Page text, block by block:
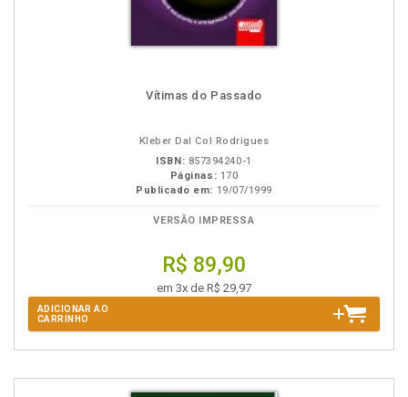
Vítimas do Passado
Kleber Dal Col Rodrigues
ISBN: 857394240-1
Páginas: 170
Publicado em: 19/07/1999
VERSÃO IMPRESSA
R$ 89,90
em 3x de R$ 29,97
ADICIONAR AO
CARRINHO